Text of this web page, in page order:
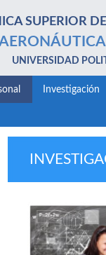
SUPERIOR DE
UNIVERSIDAD
Investigación